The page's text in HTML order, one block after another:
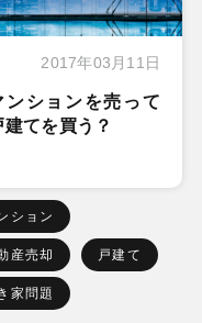
2017年03月11日
ンションを売って
建てを買う？
ション
産売却 戸建て
家問題